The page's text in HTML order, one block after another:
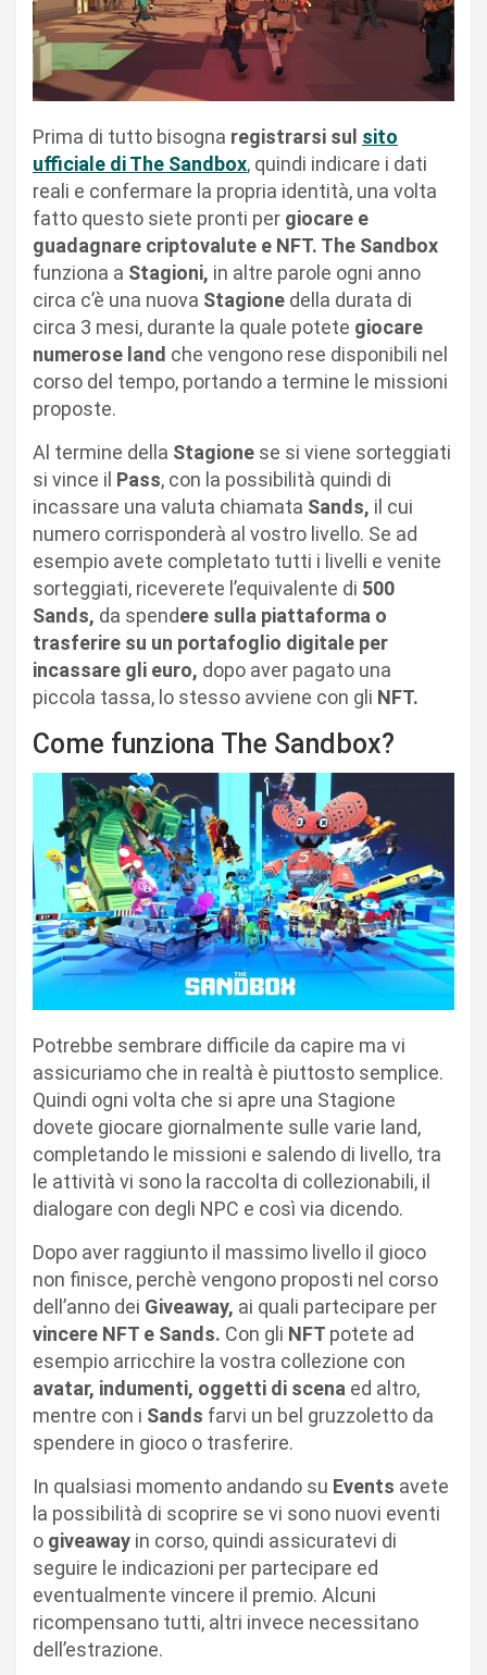
Prima di tutto bisogna registrarsi sul sito
ufficiale di The Sandbox, quindi indicare i dati
reali e confermare la propria identità, una volta
fatto questo siete pronti per giocare e
guadagnare criptovalute e NFT. The Sandbox
funziona a Stagioni, in altre parole ogni anno
circa c’è una nuova Stagione della durata di
circa 3 mesi, durante la quale potete giocare
numerose land che vengono rese disponibili nel
corso del tempo, portando a termine le missioni
proposte.
Al termine della Stagione se si viene sorteggiati
si vince il Pass, con la possibilità quindi di
incassare una valuta chiamata Sands, il cui
numero corrisponderà al vostro livello. Se ad
esempio avete completato tutti i livelli e venite
sorteggiati, riceverete l’equivalente di 500
Sands, da spendere sulla piattaforma o
trasferire su un portafoglio digitale per
incassare gli euro, dopo aver pagato una
piccola tassa, lo stesso avviene con gli NFT.
Come funziona The Sandbox?
Potrebbe sembrare difficile da capire ma vi
assicuriamo che in realtà è piuttosto semplice.
Quindi ogni volta che si apre una Stagione
dovete giocare giornalmente sulle varie land,
completando le missioni e salendo di livello, tra
le attività vi sono la raccolta di collezionabili, il
dialogare con degli NPC e così via dicendo.
Dopo aver raggiunto il massimo livello il gioco
non finisce, perchè vengono proposti nel corso
dell’anno dei Giveaway, ai quali partecipare per
vincere NFT e Sands. Con gli NFT potete ad
esempio arricchire la vostra collezione con
avatar, indumenti, oggetti di scena ed altro,
mentre con i Sands farvi un bel gruzzoletto da
spendere in gioco o trasferire.
In qualsiasi momento andando su Events avete
la possibilità di scoprire se vi sono nuovi eventi
o giveaway in corso, quindi assicuratevi di
seguire le indicazioni per partecipare ed
eventualmente vincere il premio. Alcuni
ricompensano tutti, altri invece necessitano
dell’estrazione.